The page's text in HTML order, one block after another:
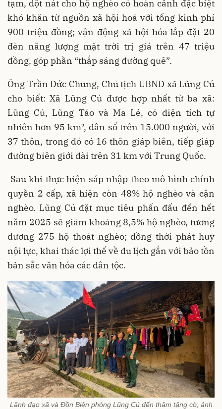
tạm, dột nát cho hộ nghèo có hoàn cảnh đặc biệt
khó khăn từ nguồn xã hội hoá với tổng kinh phí
900 triệu đồng; vận động xã hội hóa lắp đặt 20
đèn năng lượng mặt trời trị giá trên 47 triệu
đồng, góp phần “thắp sáng đường quê”.
Ông Trần Đức Chung, Chủ tịch UBND xã Lũng Cú
cho biết: Xã Lũng Cú được hợp nhất từ ba xã:
Lũng Cú, Lũng Táo và Ma Lé, có diện tích tự
nhiên hơn 95 km², dân số trên 15.000 người, với
37 thôn, trong đó có 16 thôn giáp biên, tiếp giáp
đường biên giới dài trên 31 km với Trung Quốc.
Sau khi thực hiện sáp nhập theo mô hình chính
quyền 2 cấp, xã hiện còn 48% hộ nghèo và cận
nghèo. Lũng Cú đặt mục tiêu phấn đấu đến hết
năm 2025 sẽ giảm khoảng 8,5% hộ nghèo, tương
đương 275 hộ thoát nghèo; đồng thời phát huy
nội lực, khai thác lợi thế về du lịch gắn với bảo tồn
bản sắc văn hóa các dân tộc.
Lãnh đạo xã và Đồn Biên phòng Lũng Cú đến thăm tặng cờ, ảnh